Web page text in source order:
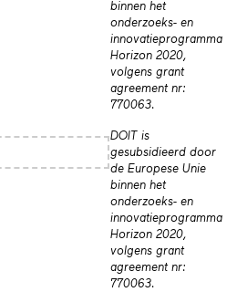
binnen het
onderzoeks- en
innovatieprogramma
Horizon 2020,
volgens grant
agreement nr:
770063.
DOIT is
gesubsidieerd door
de Europese Unie
binnen het
onderzoeks- en
innovatieprogramma
Horizon 2020,
volgens grant
agreement nr:
770063.